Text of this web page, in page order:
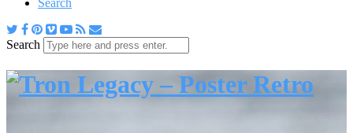
Search